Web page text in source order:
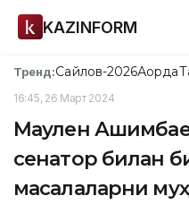
KAZINFORM
Тренд:Сайлов-2026Ақорда
16:45, 26 Март 2024
Маулен
сенатор билан
масалаларни